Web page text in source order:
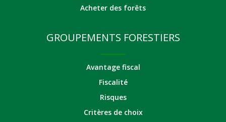
Acheter des forêts
GROUPEMENTS FORESTIERS
Avantage fiscal
Fiscalité
Risques
Critères de choix